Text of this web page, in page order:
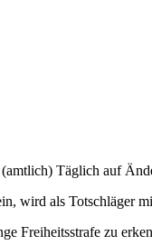
Täglich auf
wird als Totschläger
Freiheitsstrafe zu